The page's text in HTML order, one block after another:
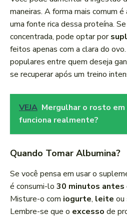
maneiras. A forma mais comum
uma fonte rica dessa proteína.
concentrada, pode optar por
feitos apenas com a clara do
populares entre quem deseja
se recuperar após um treino
VEJA Mergulhar o rosto
funciona realmente?
Quando Tomar Albumina?
Se você pensa em usar o
é consumi-lo 30 minutos antes
Misture-o com iogurte, leite ou
Lembre-se que o excesso de